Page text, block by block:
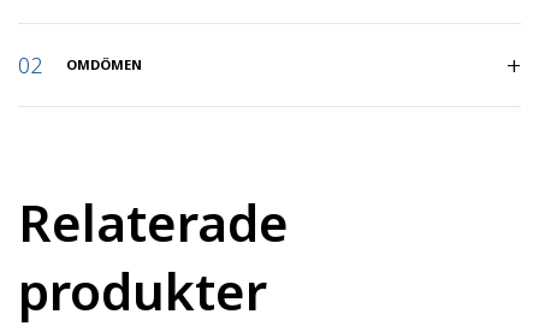
Artikelnummer
OMDÖMEN
Relaterade
produkter